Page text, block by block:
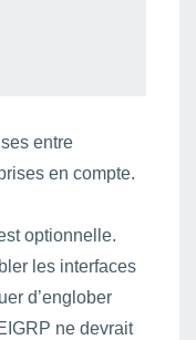
entre
en compte.
optionnelle.
les interfaces
d’englober
ne devrait